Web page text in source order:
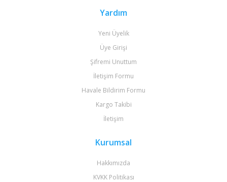
Yardım
Yeni Üyelik
Üye Girişi
Şifremi Unuttum
İletişim Formu
Havale Bildirim Formu
Kargo Takibi
İletişim
Kurumsal
Hakkımızda
KVKK Politikası